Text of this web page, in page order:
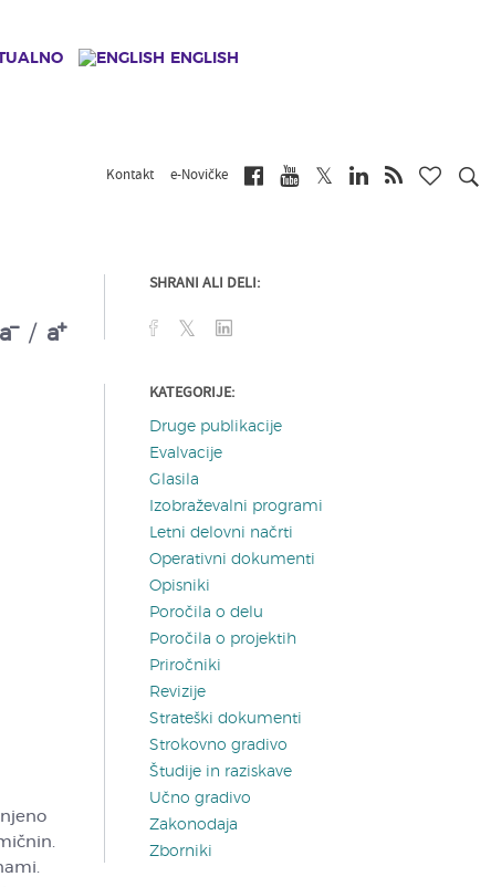
ENGLISH
Kontakt e-Novičke
a / a
SHRANI ALI DELI:
KATEGORIJE:
Druge publikacije
Evalvacije
Glasila
Izobraževalni programi
Letni delovni načrti
Operativni dokumenti
Opisniki
Poročila o delu
Poročila o projektih
Priročniki
Revizije
Strateški dokumenti
Strokovno gradivo
Študije in raziskave
Učno gradivo
Zakonodaja
Zborniki